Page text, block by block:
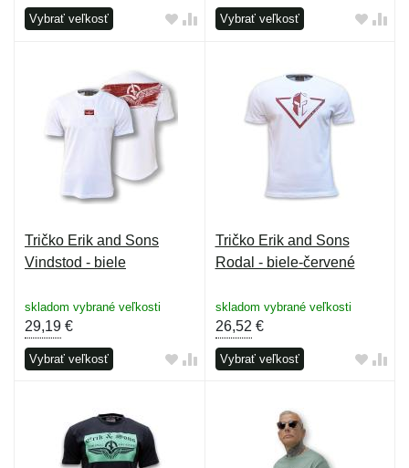
Vybrať veľkosť Vybrať veľkosť
Tričko Erik and Sons
Vindstod - biele
skladom vybrané veľkosti
29,19 €
Vybrať veľkosť
Tričko Erik and Sons
Rodal - biele-červené
skladom vybrané veľkosti
26,52 €
Vybrať veľkosť